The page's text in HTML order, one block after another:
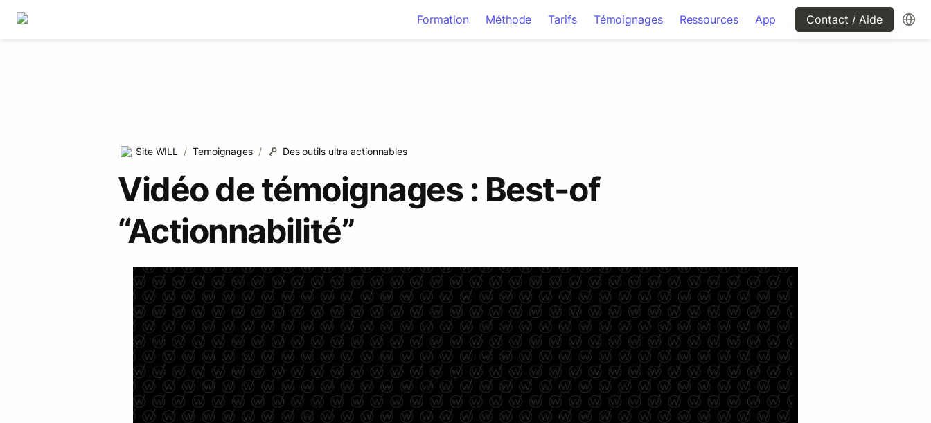
Formation Méthode Tarifs Témoignages Ressources App Contact / Aide
Site WILL / Temoignages / Des outils ultra actionnables
Vidéo de témoignages : Best-of
“Actionnabilité”